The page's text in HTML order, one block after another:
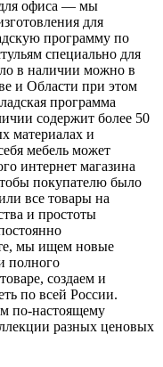
для офиса — мы
для
программу по
специально для
в наличии можно в
и Области при этом
программа
содержит более 50
материалах и
мебель может
интернет магазина
покупателю было
все товары на
и простоты
мы ищем новые
полного
создаем и
по всей России.
по-настоящему
разных ценовых